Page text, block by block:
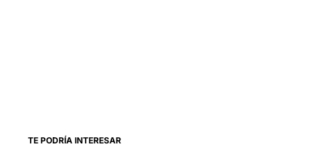
TE PODRÍA INTERESAR